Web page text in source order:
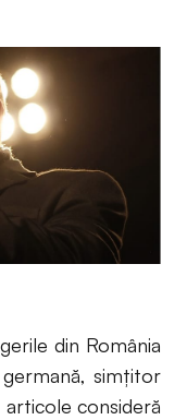
din România
simţitor
consideră